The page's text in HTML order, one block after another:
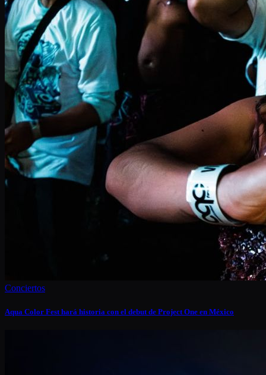
Conciertos
Aqua Color Fest hará historia con el debut de Project One en México